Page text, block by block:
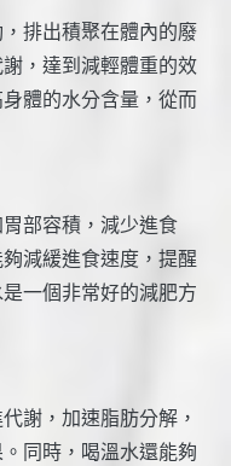
排出積聚在體內的廢
，達到減輕體重的效
體的水分含量，從而
部容積，減少進食
減緩進食速度，提醒
一個非常好的減肥方
謝，加速脂肪分解，
同時，喝溫水還能夠